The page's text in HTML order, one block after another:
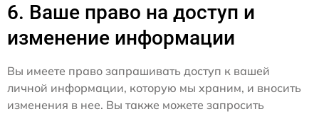
6. Ваше право на доступ и
изменение информации
Вы имеете право запрашивать доступ к вашей
личной информации, которую мы храним, и вносить
изменения в нее. Вы также можете запросить